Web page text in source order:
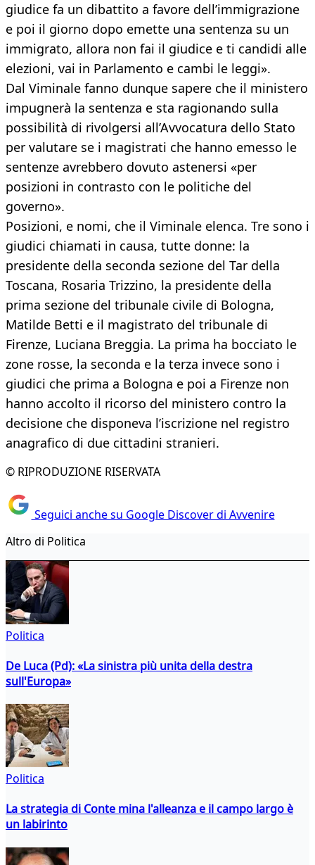
giudice fa un dibattito a favore dell’immigrazione
e poi il giorno dopo emette una sentenza su un
immigrato, allora non fai il giudice e ti candidi alle
elezioni, vai in Parlamento e cambi le leggi».
Dal Viminale fanno dunque sapere che il ministero
impugnerà la sentenza e sta ragionando sulla
possibilità di rivolgersi all’Avvocatura dello Stato
per valutare se i magistrati che hanno emesso le
sentenze avrebbero dovuto astenersi «per
posizioni in contrasto con le politiche del
governo».
Posizioni, e nomi, che il Viminale elenca. Tre sono i
giudici chiamati in causa, tutte donne: la
presidente della seconda sezione del Tar della
Toscana, Rosaria Trizzino, la presidente della
prima sezione del tribunale civile di Bologna,
Matilde Betti e il magistrato del tribunale di
Firenze, Luciana Breggia. La prima ha bocciato le
zone rosse, la seconda e la terza invece sono i
giudici che prima a Bologna e poi a Firenze non
hanno accolto il ricorso del ministero contro la
decisione che disponeva l’iscrizione nel registro
anagrafico di due cittadini stranieri.
© RIPRODUZIONE RISERVATA
Seguici anche su Google Discover di Avvenire
Altro di Politica
Politica
De Luca (Pd): «La sinistra più unita della destra
sull'Europa»
Politica
La strategia di Conte mina l'alleanza e il campo largo è
un labirinto